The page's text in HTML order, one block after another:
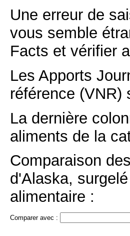
Une erreur de
vous semble
Facts et vérifier
Les Apports
référence (VNR)
La dernière
aliments de la
Comparaison
d'Alaska,
alimentaire :
Comparer avec :